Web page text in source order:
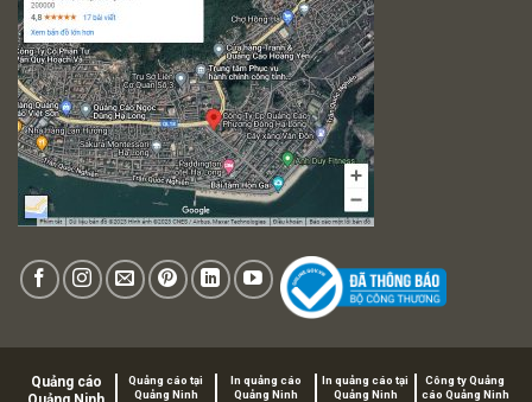
Quảng cáo
Quảng cáo tại
Quảng Ninh
In quảng cáo
Quảng Ninh
In quảng cáo tại
Quảng Ninh
Công ty Quảng
cáo Quảng Ninh